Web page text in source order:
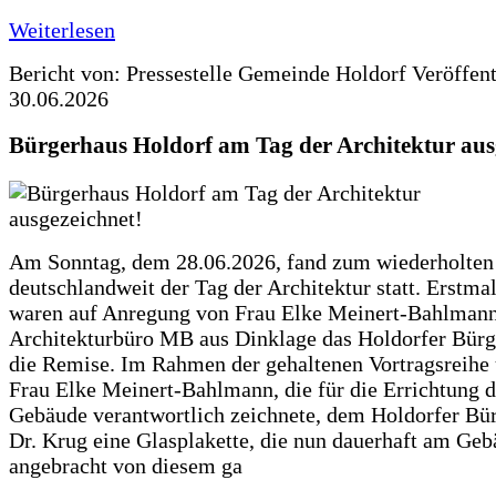
Weiterlesen
Bericht von: Pressestelle Gemeinde Holdorf
30.06.2026
Bürgerhaus Holdorf am Tag der Architektur
Am Sonntag, dem 28.06.2026, fand zum
deutschlandweit der Tag der Architektur statt.
waren auf Anregung von Frau Elke Meinert-
Architekturbüro MB aus Dinklage das Holdorfer
die Remise. Im Rahmen der gehaltenen
Frau Elke Meinert-Bahlmann, die für die Errichtung
Gebäude verantwortlich zeichnete, dem Holdorfer
Dr. Krug eine Glasplakette, die nun dauerhaft am
angebracht von diesem ga